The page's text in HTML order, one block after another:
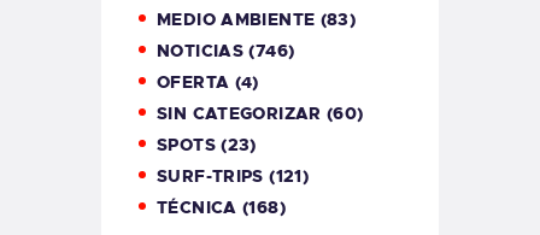
MEDIO AMBIENTE (83)
NOTICIAS (746)
OFERTA (4)
SIN CATEGORIZAR (60)
SPOTS(23)
SURF-TRIPS (121)
TÉCNICA (168)